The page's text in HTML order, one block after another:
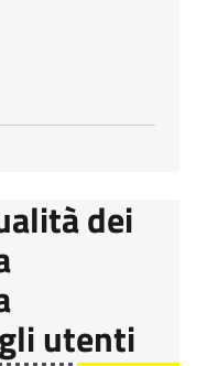
dei
utenti